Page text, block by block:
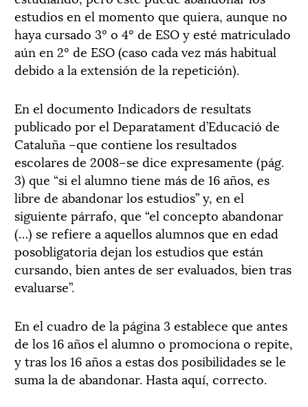
estudios en el momento que quiera, aunque no
haya cursado 3º o 4º de ESO y esté matriculado
aún en 2º de ESO (caso cada vez más habitual
debido a la extensión de la repetición).
En el documento Indicadors de resultats
publicado por el Deparatament d’Educació de
Cataluña –que contiene los resultados
escolares de 2008–se dice expresamente (pág.
3) que “si el alumno tiene más de 16 años, es
libre de abandonar los estudios” y, en el
siguiente párrafo, que “el concepto abandonar
(…) se refiere a aquellos alumnos que en edad
posobligatoria dejan los estudios que están
cursando, bien antes de ser evaluados, bien tras
evaluarse”.
En el cuadro de la página 3 establece que antes
de los 16 años el alumno o promociona o repite,
y tras los 16 años a estas dos posibilidades se le
suma la de abandonar. Hasta aquí, correcto.